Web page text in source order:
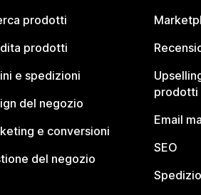
prodotti
prodotti
e spedizioni
del negozio
e conversioni
del negozio
prodotti
Email
SEO